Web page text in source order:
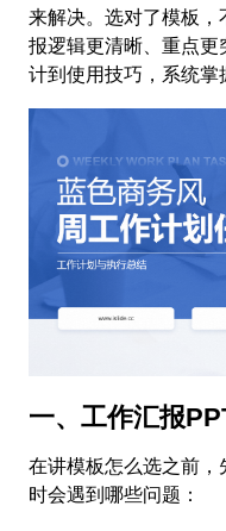
来解决。选对了模板，
报逻辑更清晰、重点
计到使用技巧，系统掌
一、工作汇报
在讲模板怎么选之前
时会遇到哪些问题：